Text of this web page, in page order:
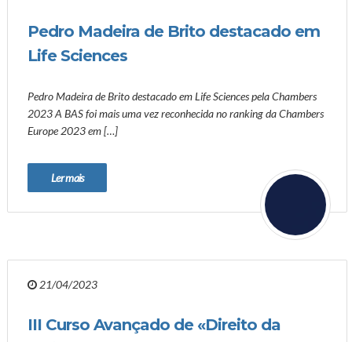
Pedro Madeira de Brito destacado em
Life Sciences
Pedro Madeira de Brito destacado em Life Sciences pela Chambers
2023 A BAS foi mais uma vez reconhecida no ranking da Chambers
Europe 2023 em […]
Ler mais
21/04/2023
III Curso Avançado de «Direito da